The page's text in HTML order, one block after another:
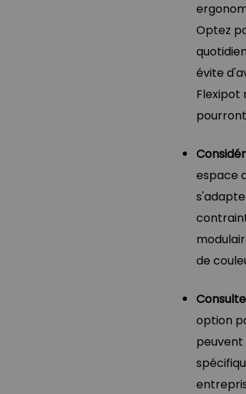
Optez
évite
Flexipot
espace
de
option
peuvent